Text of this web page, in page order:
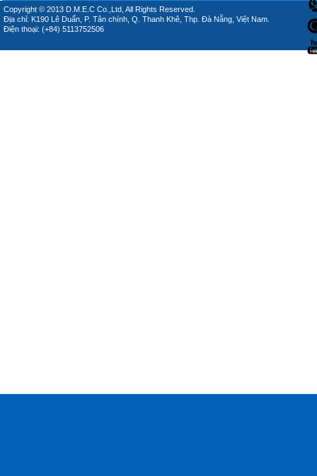
Copyright © 2013 D.M.E.C Co.,Ltd, All Rights Reserved.
Địa chỉ: K190 Lê Duẩn, P. Tân chính, Q. Thanh Khê, Thp. Đà Nẵng, Việt Nam.
Điện thoại: (+84) 5113752506